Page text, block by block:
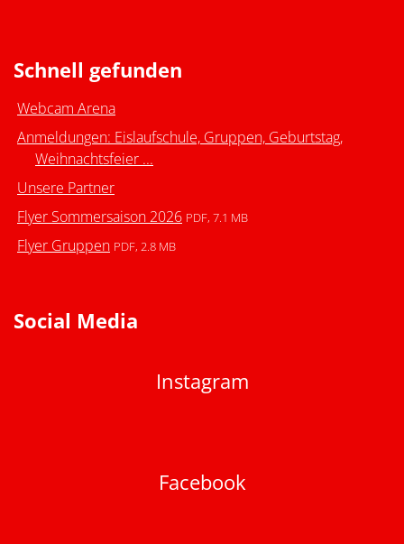
Schnell gefunden
Webcam Arena
Anmeldungen: Eislaufschule, Gruppen, Geburtstag,
Weihnachtsfeier ...
Unsere Partner
Flyer Sommersaison 2026 PDF, 7.1 MB
Flyer Gruppen PDF, 2.8 MB
Social Media
Instagram
Facebook